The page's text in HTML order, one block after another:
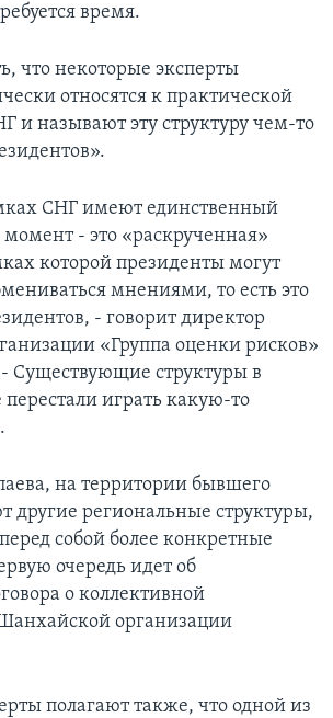
время.
что некоторые эксперты
относятся к практической
и называют эту структуру чем-то
СНГ имеют единственный
- это «раскрученная»
которой президенты могут
мнениями, то есть это
- говорит директор
«Группа оценки рисков»
Существующие структуры в
играть какую-то
на территории бывшего
другие региональные структуры,
собой более конкретные
очередь идет об
о коллективной
организации
полагают также, что одной из